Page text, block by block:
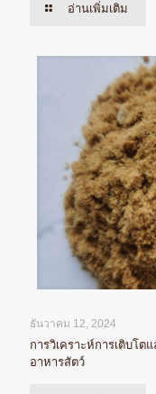
อ่านเพิ่มเติม
ธันวาคม 12, 2024
การวิเคราะห์การเติบโ
อาหารสัตว์